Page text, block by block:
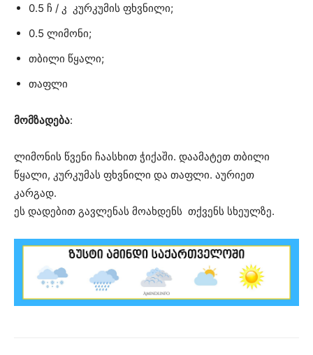
0.5 ჩ / კ კურკუმის ფხვნილი;
0.5 ლიმონი;
თბილი წყალი;
თაფლი
მომზადება:
ლიმონის წვენი ჩაასხით ჭიქაში. დაამატეთ თბილი
წყალი, კურკუმას ფხვნილი და თაფლი. აურიეთ
კარგად.
ეს დადებით გავლენას მოახდენს თქვენს სხეულზე.